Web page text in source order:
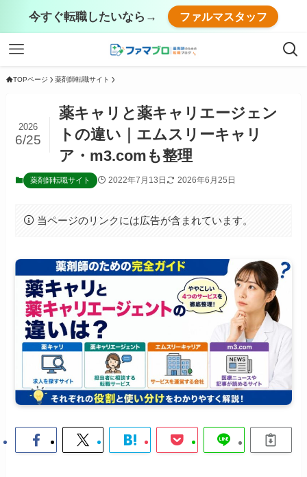
今すぐ転職したいなら→ ファルマスタッフ
TOPページ 薬剤師転職サイト
薬キャリと薬キャリエージェン
トの違い｜エムスリーキャリ
ア・m3.comも整理
2026
6/25
薬剤師転職サイト 2022年7月13日 2026年6月25日
当ページのリンクには広告が含まれています。